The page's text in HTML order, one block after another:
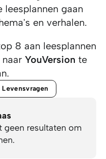
gaan
en verhalen.
8 aan leesplannen
YouVersion te
Levensvragen
geen resultaten om